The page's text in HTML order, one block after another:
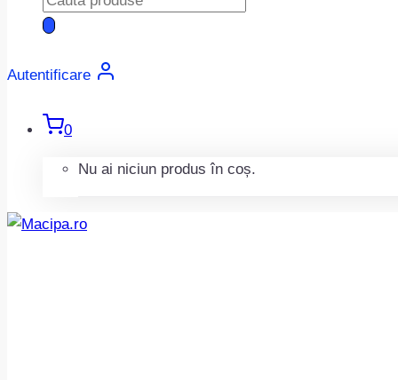
search
Autentificare
0
Nu ai niciun produs în coș.